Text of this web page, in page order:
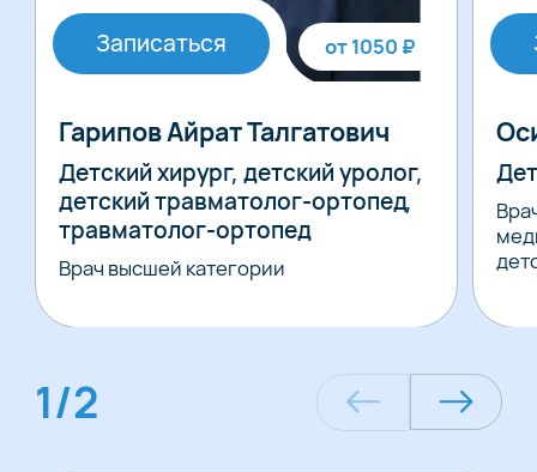
Записаться от 1050 ₽
Гарипов Айрат Талгатович
Детский хирург, детский уролог,
детский травматолог-ортопед,
травматолог-ортопед
Врач высшей категории
1/2